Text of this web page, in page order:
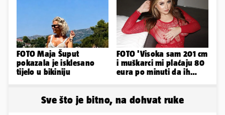
FOTO Maja Šuput
pokazala je isklesano
tijelo u bikiniju
FOTO 'Visoka sam 201 cm
i muškarci mi plaćaju 80
eura po minuti da ih
Sve što je bitno, na dohvat ruke